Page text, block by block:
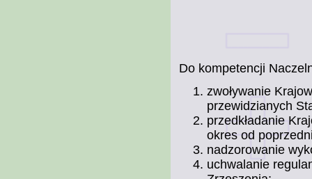
Do kompetencji
zwoływanie
przewidzianych
przedkładanie
okres od
nadzorowanie
uchwalanie